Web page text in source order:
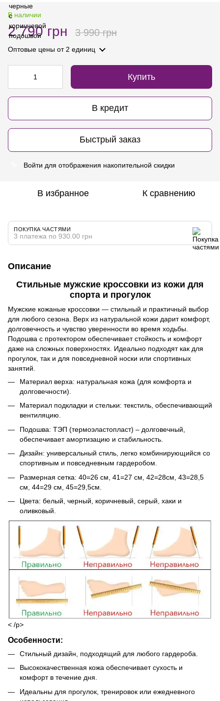
В наличии
2 790 грн 3 990 грн
Оптовые цены от 2 единиц
Купить
В кредит
Быстрый заказ
Войти для отображения накопительной скидки
В избранное К сравнению
ПОКУПКА ЧАСТЯМИ
3 платежа по 930.00 грн
Описание
Стильные мужские кроссовки из кожи для
спорта и прогулок
Мужские кожаные кроссовки ― стильный и практичный выбор
для любого сезона. Верх из натуральной кожи дарит комфорт,
долговечность и чувство уверенности во время ходьбы.
Подошва с протектором обеспечивает стойкость и комфорт
даже на сложных поверхностях. Идеально подходят как для
прогулок, так и для повседневной носки или спортивных
занятий.
Материал верха: натуральная кожа (для комфорта и
долговечности).
Материал подкладки и стельки: текстиль, обеспечивающий
вентиляцию.
Подошва: ТЭП (термоэластопласт) – долговечный,
обеспечивает амортизацию и стабильность.
Дизайн: универсальный стиль, легко комбинирующийся со
спортивным и повседневным гардеробом.
Размерная сетка: 40=26 см, 41=27 см, 42=28см, 43=28,5
см, 44=29 см, 45=29,5см.
Цвета: белый, черный, коричневый, серый, хаки и
оливковый.
< /p>
Особенности:
Стильный дизайн, подходящий для любого гардероба.
Высококачественная кожа обеспечивает сухость и
комфорт в течение дня.
Идеальны для прогулок, тренировок или ежедневного